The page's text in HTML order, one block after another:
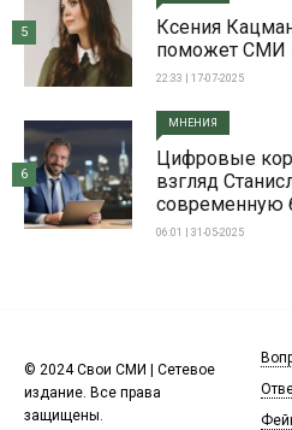
Ксения
поможет СМИ
22:33 | 17-07-2025
5
МНЕНИЯ
Цифровые
взгляд
современную
06:01 | 31-05-2025
6
© 2024 Свои СМИ | Сетевое
издание. Все права
защищены.